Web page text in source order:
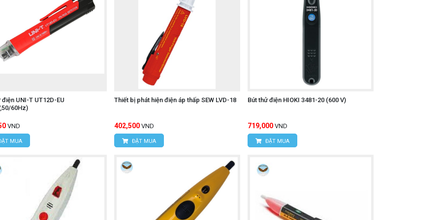
hơn trong việc phát hiện điện áp. Dải 20V AC đặc biệt hữu ích để kiểm tra các mạch điều khiển,
hiện điện áp cảm ứng.
bút sẽ sáng lên và máy sẽ phát ra tiếng bíp. Cường độ nhấp nháy của đèn LED và tần suất tiếng bíp
khi tiếp cận gần nguồn điện hơn, giúp định vị chính xác vị trí có điện.
cầm nắm và bỏ túi.
IEC 60529 IP67 (khi nắp đóng kín). Điều này có nghĩa là thiết bị có khả năng chống bụi hoàn toàn
ở độ sâu 1 mét trong 30 phút. Rất phù hợp cho công việc ngoài trời hoặc trong môi trường khắc
điện UNI-T UT12D-EU
60Hz)
VND
MUA
Thiết bị phát hiện điện áp thấp SEW LVD-18
402,500 VND
ĐẶT MUA
Bút thử điện HIOKI 3481-20 (600 V)
719,000 VND
ĐẶT MUA